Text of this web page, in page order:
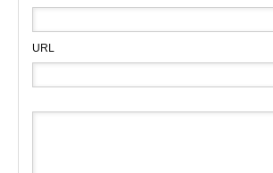
URL